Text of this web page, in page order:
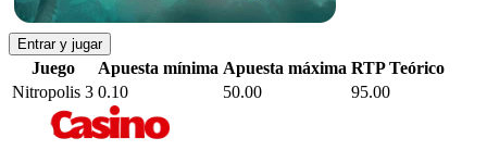
Entrar y jugar
Juego Apuesta mínima Apuesta máxima RTP Teórico
Nitropolis 3 0.10 50.00 95.00